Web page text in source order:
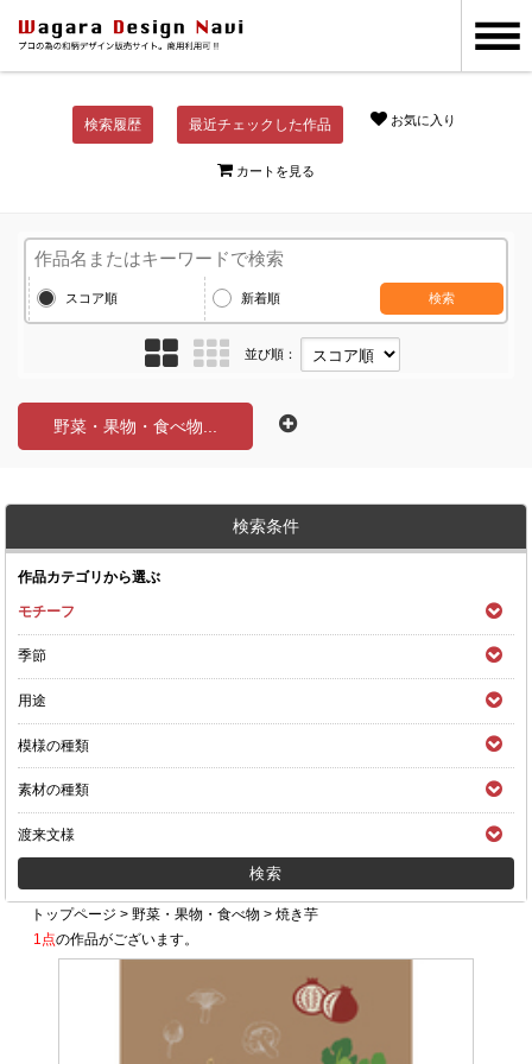
検索履歴 最近チェックした作品 お気に入り
カートを見る
スコア順 新着順 検索
並び順：
野菜・果物・食べ物...
検索条件
作品カテゴリから選ぶ
モチーフ
季節
用途
模様の種類
素材の種類
渡来文様
トップページ >野菜・果物・食べ物 >焼き芋
1点の作品がございます。